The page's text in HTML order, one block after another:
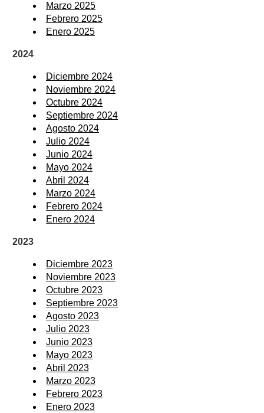
Marzo 2025
Febrero 2025
Enero 2025
2024
Diciembre 2024
Noviembre 2024
Octubre 2024
Septiembre 2024
Agosto 2024
Julio 2024
Junio 2024
Mayo 2024
Abril 2024
Marzo 2024
Febrero 2024
Enero 2024
2023
Diciembre 2023
Noviembre 2023
Octubre 2023
Septiembre 2023
Agosto 2023
Julio 2023
Junio 2023
Mayo 2023
Abril 2023
Marzo 2023
Febrero 2023
Enero 2023